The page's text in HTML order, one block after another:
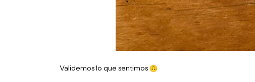
Validemos lo que sentimos